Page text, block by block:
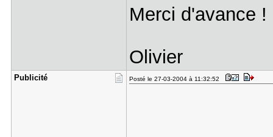
Merci d'avance !
Olivier
Publicité Posté le 27-03-2004 à 11:32:52